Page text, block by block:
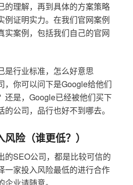
的理解，再到具体的方案策略
例证明实力。在我们官网案例
实案例，包括我们自己的官网
是行业标准，怎么好意思
，你可以问下是Google给他们
还是，Google已经被他们买下
公司，品行也好不到哪去。
险（谁更低？）
的SEO公司，都是比较可信的
一家投入风险最低的进行合作